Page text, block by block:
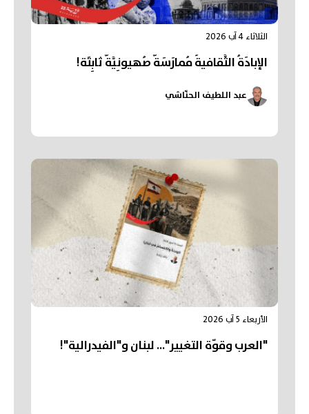
الثلاثاء 4 آب 2026
الإبادَةُ الثَّقافيةُ مُمارَسَةٌ صُهيونِيَّةٌ ثابِتَة!
عبد اللطيف الحنّاشي
الأربعاء 5 آب 2026
"العرب وقوّة التغيير"... لبنان و"الفيدرالية"!